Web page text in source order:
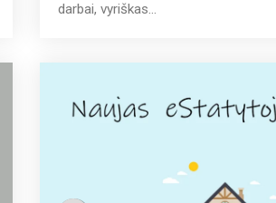
darbai, vyriškas...